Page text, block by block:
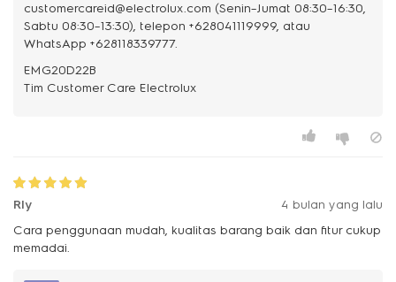
customercareid@electrolux.com (Senin–Jumat 08:30–16:30,
Sabtu 08:30–13:30), telepon +628041119999, atau
WhatsApp +628118339777.
EMG20D22B
Rly
4 bulan yang lalu
Cara penggunaan mudah, kualitas barang baik dan fitur cukup
memadai.